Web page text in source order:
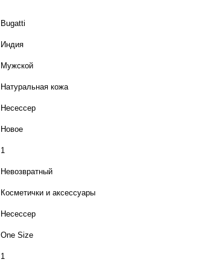
Bugatti
Индия
Мужской
Натуральная кожа
Несессер
Новое
1
Невозвратный
Косметички и аксессуары
Несессер
One Size
1